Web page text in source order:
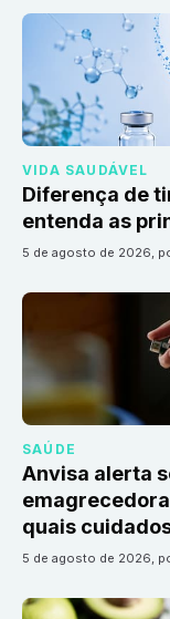
VIDA SAUDÁVEL
Diferença de
entenda as
5 de agosto de 2026,
SAÚDE
Anvisa alerta
quais
5 de agosto de 2026,